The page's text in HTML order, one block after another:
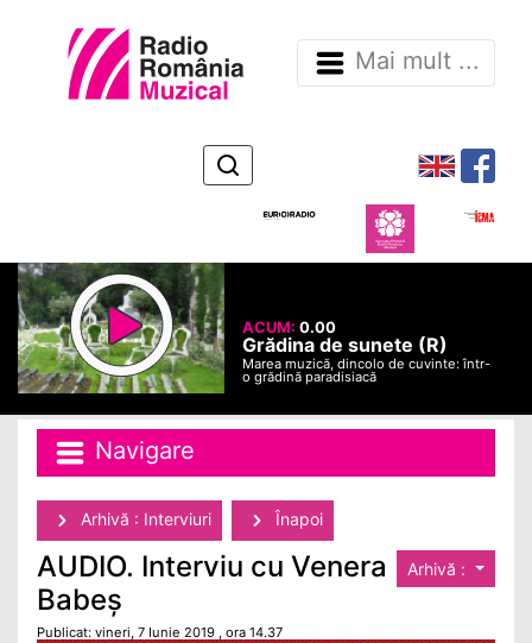
Mai mult ...
ACUM:0.00
Grădina de sunete (R)
Marea muzică, dincolo de cuvinte: într-
o grădină paradisiacă
Navigare
Arhivă : Interviuri Înapoi
Arhivă :
AUDIO. Interviu cu Venera
Babeș
Publicat: vineri, 7 Iunie 2019 , ora 14.37